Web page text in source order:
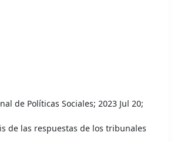
de Políticas Sociales; 2023 Jul 20;
de las respuestas de los tribunales